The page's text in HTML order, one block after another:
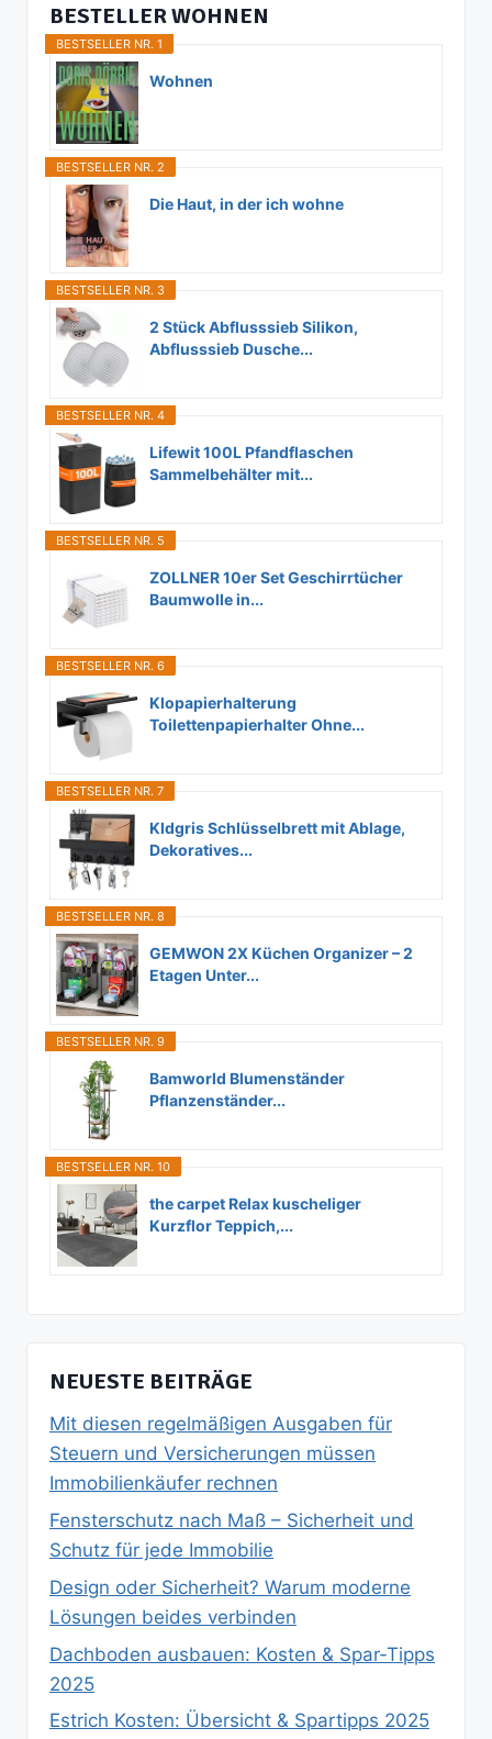
BESTELLER WOHNEN
BESTSELLER NR. 1
Wohnen
BESTSELLER NR. 2
Die Haut, in der ich wohne
BESTSELLER NR. 3
2 Stück Abflusssieb Silikon,
Abflusssieb Dusche...
BESTSELLER NR. 4
Lifewit 100L Pfandflaschen
Sammelbehälter mit...
BESTSELLER NR. 5
ZOLLNER 10er Set Geschirrtücher
Baumwolle in...
BESTSELLER NR. 6
Klopapierhalterung
Toilettenpapierhalter Ohne...
BESTSELLER NR. 7
Kldgris Schlüsselbrett mit Ablage,
Dekoratives...
BESTSELLER NR. 8
GEMWON 2X Küchen Organizer – 2
Etagen Unter...
BESTSELLER NR. 9
Bamworld Blumenständer
Pflanzenständer...
BESTSELLER NR. 10
the carpet Relax kuscheliger
Kurzflor Teppich,...
NEUESTE BEITRÄGE
Mit diesen regelmäßigen Ausgaben für
Steuern und Versicherungen müssen
Immobilienkäufer rechnen
Fensterschutz nach Maß – Sicherheit und
Schutz für jede Immobilie
Design oder Sicherheit? Warum moderne
Lösungen beides verbinden
Dachboden ausbauen: Kosten & Spar‑Tipps
2025
Estrich Kosten: Übersicht & Spartipps 2025